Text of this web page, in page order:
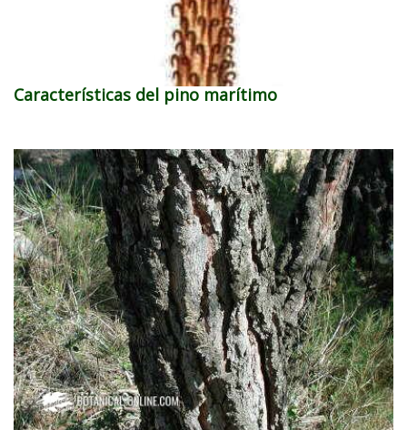
Características del pino marítimo